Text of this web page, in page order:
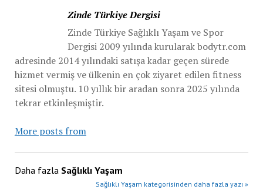
Zinde Türkiye Dergisi
Zinde Türkiye Sağlıklı Yaşam ve Spor
Dergisi 2009 yılında kurularak bodytr.com
adresinde 2014 yılındaki satışa kadar geçen sürede
hizmet vermiş ve ülkenin en çok ziyaret edilen fitness
sitesi olmuştu. 10 yıllık bir aradan sonra 2025 yılında
tekrar etkinleşmiştir.
More posts from
Daha fazla Sağlıklı Yaşam
Sağlıklı Yaşam kategorisinden daha fazla yazı »